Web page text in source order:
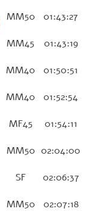
MM50 01:43:27
MM45 01:43:19
MM40 01:50:51
MM40 01:52:54
MF45 01:54:11
MM50 02:04:00
SF 02:06:37
MM50 02:07:18